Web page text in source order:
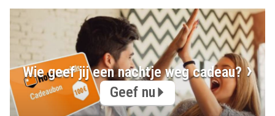
Wie geef jij een nachtje weg cadeau?
Geef nu